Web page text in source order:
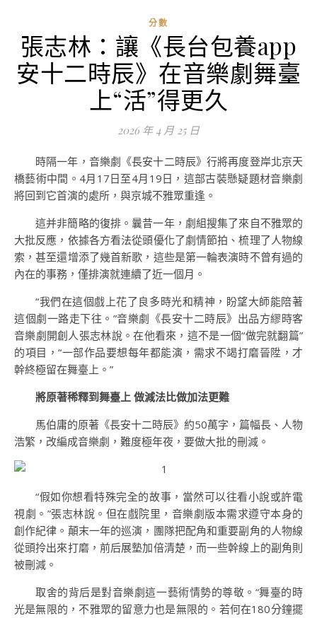
分數
張志林：讓《長台包養app
安十二時辰》在音樂劇舞臺
上“活”得更久
2026 年 4 月 25 日
時隔一年，音樂劇《長安十二時辰》行將再度登岸北京天
橋藝術中間。4月17日至4月19日，這部古裝懸疑題材音樂劇
將回到它首演的處所，與京城不雅眾重逢。
這并非簡略的復排。曩昔一年，劇組搜集了來自不雅眾的
大批反應，依據各方看法從頭優化了劇情節拍、梳理了人物線
索，甚至還增添了幾首新歌，這些是第一輪表演時不曾有過的
內在的事務，僅排演就連續了近一個月。
“我們在這個戲上花了良多時光和精神，盼望大師能陪著
這個劇一路走下往。”音樂劇《長安十二時辰》出品方繆時客
音樂劇開創人張志林說。在他看來，這不是一個“做完就翻篇”
的項目，“一部作品要想每年都能演，需求不竭打磨晉陞，才
幹終極留在舞臺上。”
將原著稀釋到舞臺上 做減法比做加法更難
馬伯庸的原著《長安十二時辰》約50萬字，篇幅長、人物
浩繁，改編成音樂劇，難度極年夜，要做大批的刪減。
“假如你想看特殊完全的故事，當然可以往看小說或許電
視劇。”張志林說。但在戲院里，音樂劇版本需求遵守本身的
創作紀律。顛末一年的巡演，團隊把配角和重要副角的人物線
從頭拎出來打磨，前后展墊加倍清楚，而一些幹線上的副角則
被刪減。
取舍的背后是對音樂劇這一藝術情勢的尊敬。“舞臺的時
光是無限的，不雅眾的留意力也是無限的。若何在180分鐘擺